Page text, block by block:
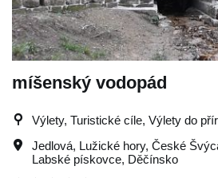
míšenský vodopád
Výlety, Turistické cíle, Výlety do
Jedlová, Lužické hory, České
Labské pískovce, Děčínsko